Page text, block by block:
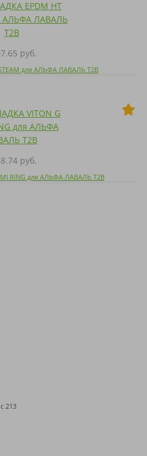
руб.
для АЛЬФА ЛАВАЛЬ T2B
руб.
RING для АЛЬФА ЛАВАЛЬ T2B
213